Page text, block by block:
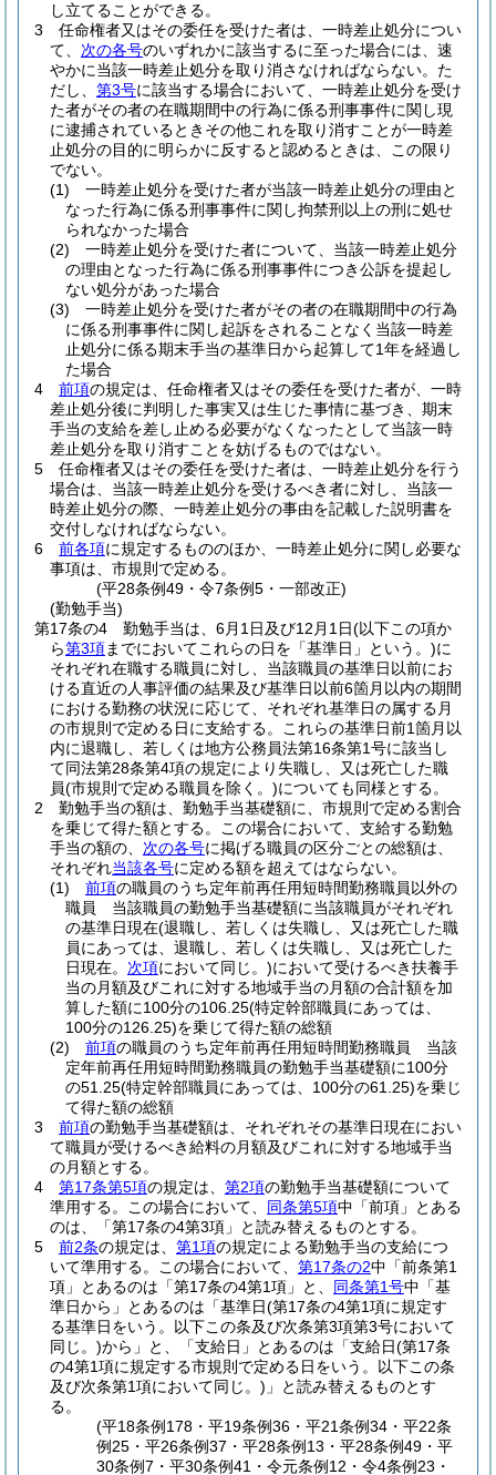
し立てることができる。
3
任命権者又はその委任を受けた者は、一時差止処分につい
て、 次の各号のいずれかに該当するに至った場合には、速
やかに当該一時差止処分を取り消さなければならない。 た
だし、 第3号に該当する場合において、一時差止処分を受け
た者がその者の在職期間中の行為に係る刑事事件に関し現
に逮捕されているときその他これを取り消すことが一時差
止処分の目的に明らかに反すると認めるときは、この限り
でない。
(1)
一時差止処分を受けた者が当該一時差止処分の理由と
なった行為に係る刑事事件に関し拘禁刑以上の刑に処せ
られなかった場合
(2)
一時差止処分を受けた者について、当該一時差止処分
の理由となった行為に係る刑事事件につき公訴を提起し
ない処分があった場合
(3)
一時差止処分を受けた者がその者の在職期間中の行為
に係る刑事事件に関し起訴をされることなく当該一時差
止処分に係る期末手当の基準日から起算して1年を経過し
た場合
4
前項の規定は、任命権者又はその委任を受けた者が、一時
差止処分後に判明した事実又は生じた事情に基づき、期末
手当の支給を差し止める必要がなくなったとして当該一時
差止処分を取り消すことを妨げるものではない。
5
任命権者又はその委任を受けた者は、一時差止処分を行う
場合は、当該一時差止処分を受けるべき者に対し、当該一
時差止処分の際、一時差止処分の事由を記載した説明書を
交付しなければならない。
6
前各項に規定するもののほか、一時差止処分に関し必要な
事項は、市規則で定める。
(平28条例49・令7条例5・一部改正)
(勤勉手当)
第17条の4
勤勉手当は、6月1日及び12月1日(以下この項か
ら第3項までにおいてこれらの日を「基準日」という。)に
それぞれ在職する職員に対し、当該職員の基準日以前にお
ける直近の人事評価の結果及び基準日以前6箇月以内の期間
における勤務の状況に応じて、それぞれ基準日の属する月
の市規則で定める日に支給する。
これらの基準日前1箇月以
内に退職し、若しくは地方公務員法第16条第1号に該当し
て同法第28条第4項の規定により失職し、又は死亡した職
員(市規則で定める職員を除く。)についても同様とする。
2
勤勉手当の額は、勤勉手当基礎額に、市規則で定める割合
を乗じて得た額とする。
この場合において、支給する勤勉
手当の額の、 次の各号に掲げる職員の区分ごとの総額は、
それぞれ当該各号に定める額を超えてはならない。
(1)
前項の職員のうち定年前再任用短時間勤務職員以外の
職員 当該職員の勤勉手当基礎額に当該職員がそれぞれ
の基準日現在(退職し、若しくは失職し、又は死亡した職
員にあっては、退職し、若しくは失職し、又は死亡した
日現在。 次項において同じ。)において受けるべき扶養手
当の月額及びこれに対する地域手当の月額の合計額を加
算した額に100分の106.25(特定幹部職員にあっては、
100分の126.25)を乗じて得た額の総額
(2)
前項の職員のうち定年前再任用短時間勤務職員 当該
定年前再任用短時間勤務職員の勤勉手当基礎額に100分
の51.25(特定幹部職員にあっては、100分の61.25)を乗じ
て得た額の総額
3
前項の勤勉手当基礎額は、それぞれその基準日現在におい
て職員が受けるべき給料の月額及びこれに対する地域手当
の月額とする。
4
第17条第5項の規定は、 第2項の勤勉手当基礎額について
準用する。
この場合において、 同条第5項中「前項」とある
のは、「第17条の4第3項」と読み替えるものとする。
5
前2条の規定は、 第1項の規定による勤勉手当の支給につ
いて準用する。
この場合において、 第17条の2中「前条第1
項」とあるのは「第17条の4第1項」と、 同条第1号中「基
準日から」とあるのは「基準日(第17条の4第1項に規定す
る基準日をいう。以下この条及び次条第3項第3号において
同じ。)から」と、「支給日」とあるのは「支給日(第17条
の4第1項に規定する市規則で定める日をいう。以下この条
及び次条第1項において同じ。) 」と読み替えるものとす
る。
(平18条例178・平19条例36・平21条例34・平22条
例25・平26条例37・平28条例13・平28条例49・平
30条例7・平30条例41・令元条例12・令4条例23・